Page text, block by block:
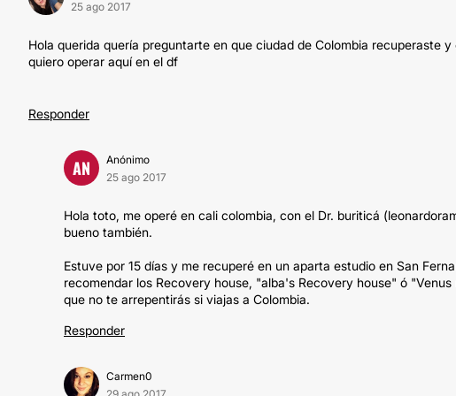
25 ago 2017
Hola querida quería preguntarte en que ciudad de Colombia recuperaste
quiero operar aquí en el df
Responder
AN
Anónimo
25 ago 2017
Hola toto, me operé en cali colombia, con el Dr. buriticá
bueno también.
Estuve por 15 días y me recuperé en un aparta estudio en San
recomendar los Recovery house, "alba's Recovery house" ó
que no te arrepentirás si viajas a Colombia.
Responder
Carmen0